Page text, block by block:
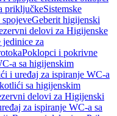
priključkeSistemske
Geberit higijenski
delovi za Higijenske
za
Poklopci i pokrivne
a sa higijenskim
i uređaj za ispiranje WC-a
sa higijenskim
delovi za Higijenski
za ispiranje WC-a sa